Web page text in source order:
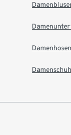
Damenhosen